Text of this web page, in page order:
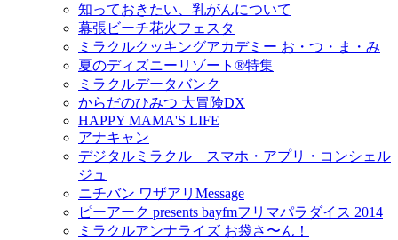
知っておきたい、乳がんについて
幕張ビーチ花火フェスタ
ミラクルクッキングアカデミー お・つ・ま・み
夏のディズニーリゾート®特集
ミラクルデータバンク
からだのひみつ 大冒険DX
HAPPY MAMA'S LIFE
アナキャン
デジタルミラクル スマホ・アプリ・コンシェル
ジュ
ニチバン ワザアリMessage
ピーアーク presents bayfmフリマパラダイス 2014
ミラクルアンナライズ お袋さ〜ん！